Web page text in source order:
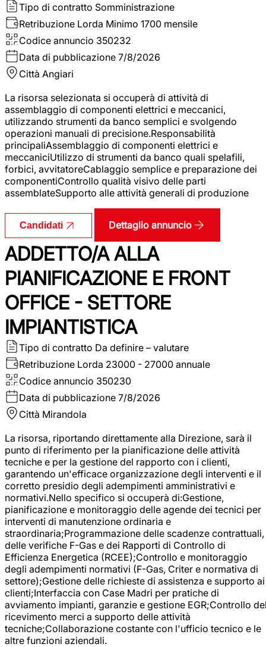
Tipo di contratto Somministrazione
Retribuzione Lorda Minimo 1700 mensile
Codice annuncio 350232
Data di pubblicazione 7/8/2026
Città Angiari
La risorsa selezionata si occuperà di attività di
assemblaggio di componenti elettrici e meccanici,
utilizzando strumenti da banco semplici e svolgendo
operazioni manuali di precisione.Responsabilità
principaliAssemblaggio di componenti elettrici e
meccaniciUtilizzo di strumenti da banco quali spelafili,
forbici, avvitatoreCablaggio semplice e preparazione dei
componentiControllo qualità visivo delle parti
assemblateSupporto alle attività generali di produzione
Candidati Dettaglio annuncio
ADDETTO/A ALLA
PIANIFICAZIONE E FRONT
OFFICE - SETTORE
IMPIANTISTICA
Tipo di contratto Da definire – valutare
Retribuzione Lorda 23000 - 27000 annuale
Codice annuncio 350230
Data di pubblicazione 7/8/2026
Città Mirandola
La risorsa, riportando direttamente alla Direzione, sarà il
punto di riferimento per la pianificazione delle attività
tecniche e per la gestione del rapporto con i clienti,
garantendo un'efficace organizzazione degli interventi e il
corretto presidio degli adempimenti amministrativi e
normativi.Nello specifico si occuperà di:Gestione,
pianificazione e monitoraggio delle agende dei tecnici per
interventi di manutenzione ordinaria e
straordinaria;Programmazione delle scadenze contrattuali,
delle verifiche F-Gas e dei Rapporti di Controllo di
Efficienza Energetica (RCEE);Controllo e monitoraggio
degli adempimenti normativi (F-Gas, Criter e normativa di
settore);Gestione delle richieste di assistenza e supporto ai
clienti;Interfaccia con Case Madri per pratiche di
avviamento impianti, garanzie e gestione EGR;Controllo
ricevimento merci a supporto delle attività
tecniche;Collaborazione costante con l'ufficio tecnico e le
altre funzioni aziendali.